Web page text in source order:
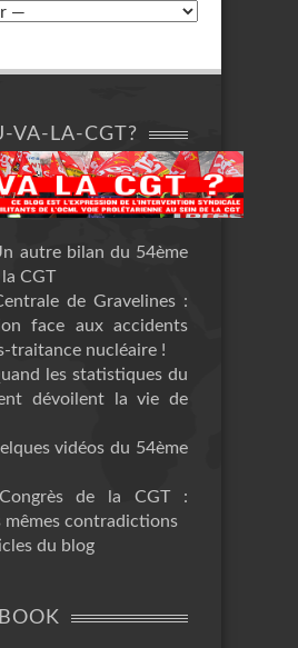
VA-LA-CGT?
autre bilan du 54ème
CGT
de Gravelines :
face aux accidents
traitance nucléaire !
les statistiques du
dévoilent la vie de
vidéos du 54ème
de la CGT :
mêmes contradictions
du blog